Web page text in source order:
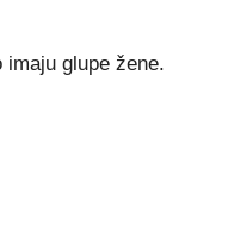
glupe žene.